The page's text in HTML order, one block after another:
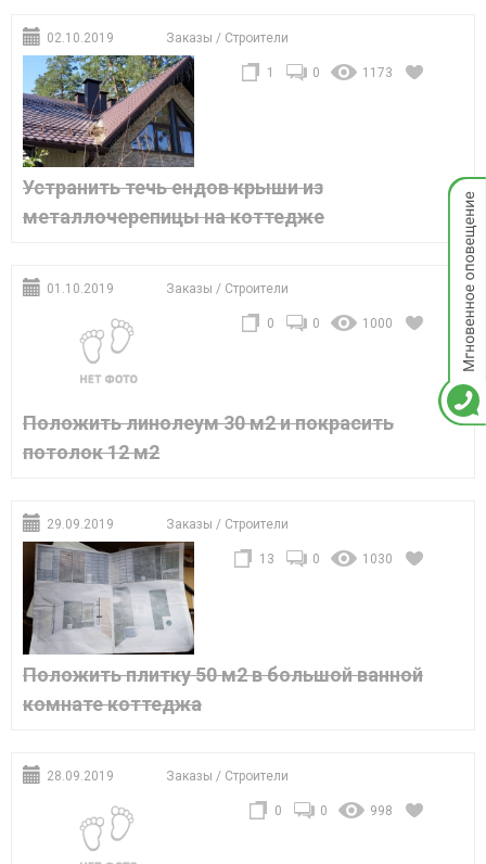
02.10.2019 Заказы / Строители
1173
0
1
Устранить течь ендов крыши из
металлочерепицы на коттедже
01.10.2019 Заказы / Строители
1000
0
0
Положить линолеум 30 м2 и покрасить
потолок 12 м2
29.09.2019 Заказы / Строители
1030
0
13
Положить плитку 50 м2 в большой ванной
комнате коттеджа
28.09.2019 Заказы / Строители
998
0
0